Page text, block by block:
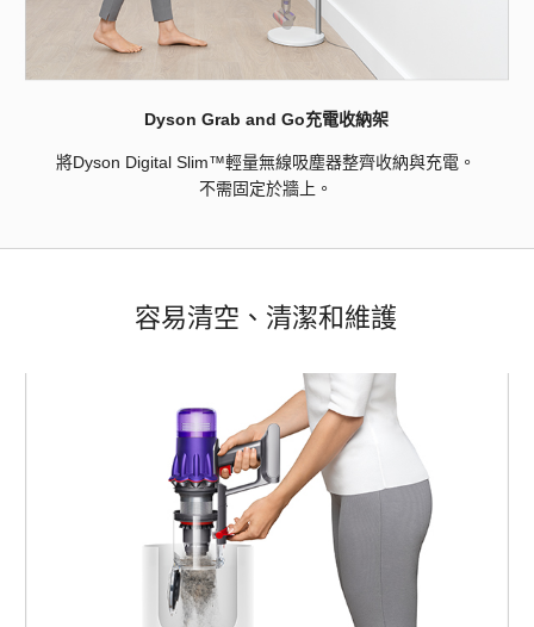
Dyson Grab and Go充電收納架
將Dyson Digital Slim™輕量無線吸塵器整齊收納與充電。
不需固定於牆上。
容易清空、清潔和維護